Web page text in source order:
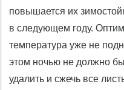
повышается их
в следующем году.
температура уже не
этом ночью не должно
удалить и сжечь все